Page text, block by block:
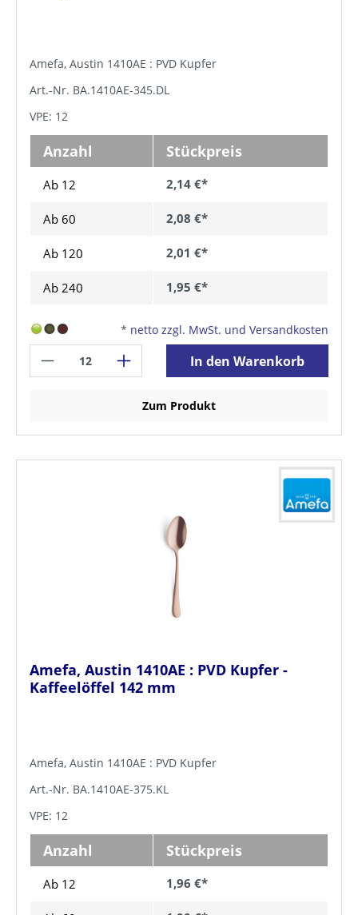
Amefa, Austin 1410AE : PVD Kupfer
Art.-Nr. BA.1410AE-345.DL
VPE: 12
Anzahl Stückpreis
Ab 12 2,14 €*
Ab 60 2,08 €*
Ab 120 2,01 €*
Ab 240 1,95 €*
* netto zzgl. MwSt. und Versandkosten
In den Warenkorb
Zum Produkt
Amefa, Austin 1410AE : PVD Kupfer -
Kaffeelöffel 142 mm
Amefa, Austin 1410AE : PVD Kupfer
Art.-Nr. BA.1410AE-375.KL
VPE: 12
Anzahl Stückpreis
Ab 12 1,96 €*